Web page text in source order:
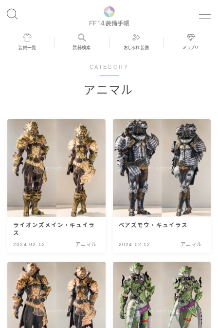
MENU
アネモス（染色可能紅蓮AF）
眼鏡
バイザー
ゴーグル
目隠し
マスク
フルフェイス
装備一覧 武器検索 おしゃれ装備 ミラプリ
CATEGORY
アニマル
ライオンズメイン・キュイラ
ス
2024.02.12 アニマル
ベアズモウ・キュイラス
2024.02.12 アニマル